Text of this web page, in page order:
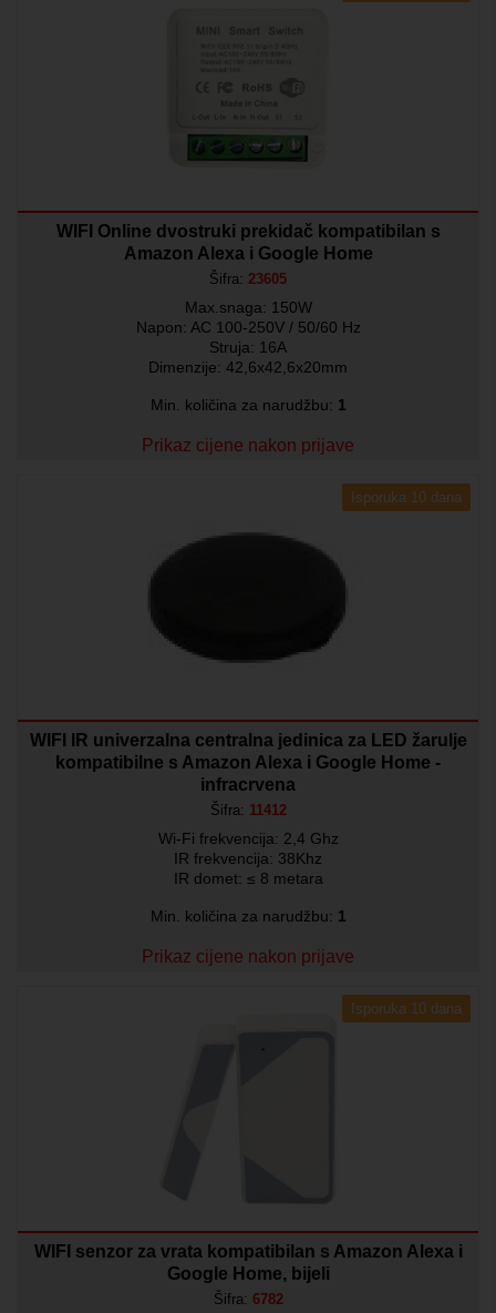
WIFI Online dvostruki prekidač kompatibilan s
Amazon Alexa i Google Home
Šifra: 23605
Max.snaga: 150W
Napon: AC 100-250V / 50/60 Hz
Struja: 16A
Dimenzije: 42,6x42,6x20mm
Min. količina za narudžbu: 1
Prikaz cijene nakon prijave
Isporuka 10 dana
WIFI IR univerzalna centralna jedinica za LED žarulje
kompatibilne s Amazon Alexa i Google Home -
infracrvena
Šifra: 11412
Wi-Fi frekvencija: 2,4 Ghz
IR frekvencija: 38Khz
IR domet: ≤ 8 metara
Min. količina za narudžbu: 1
Prikaz cijene nakon prijave
Isporuka 10 dana
WIFI senzor za vrata kompatibilan s Amazon Alexa i
Google Home, bijeli
Šifra: 6782